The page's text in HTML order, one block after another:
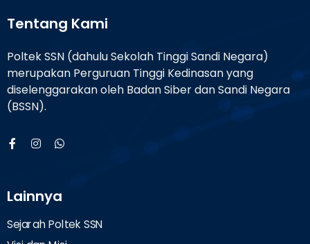
Tentang Kami
Poltek SSN (dahulu Sekolah Tinggi Sandi Negara)
merupakan Perguruan Tinggi Kedinasan yang
diselenggarakan oleh Badan Siber dan Sandi Negara
(BSSN).
Lainnya
Sejarah Poltek SSN